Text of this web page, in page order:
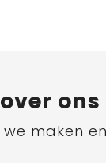
maken